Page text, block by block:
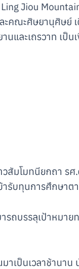
Jiou
คณะศิษยานุศิษย์
และเถรวาท เป็
สัมโมทนียกถา
ารับทุนการศึกษาต
บรรลุเป้าหมาย
เป็นเวลาช้านา